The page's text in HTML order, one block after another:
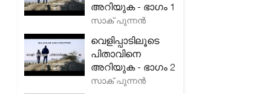
അറിയുക - ഭാഗം 1
സാക് പുന്നൻ
വെളിപ്പാടിലൂടെ
പിതാവിനെ
അറിയുക - ഭാഗം 2
സാക് പുന്നൻ